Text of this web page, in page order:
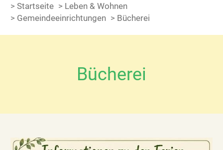
> Startseite > Leben & Wohnen
> Gemeinde­einrichtungen > Bücherei
Bücherei